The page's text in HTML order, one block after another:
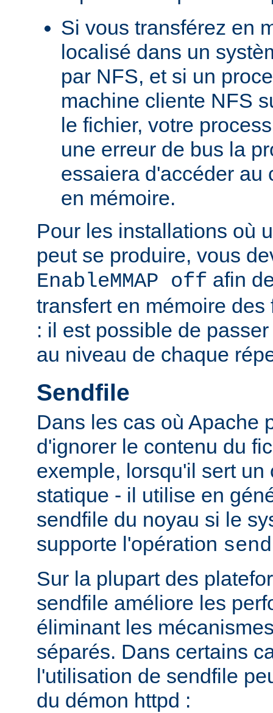
Si vous transférez en
localisé dans un
par NFS, et si un
machine cliente NFS
le fichier, votre
une erreur de bus la
essaiera d'accéder au
en mémoire.
Pour les installations où
peut se produire, vous
EnableMMAP off afin
transfert en mémoire
: il est possible de
au niveau de chaque
Sendfile
Dans les cas où Apache
d'ignorer le contenu du
exemple, lorsqu'il sert un
statique - il utilise en
sendfile du noyau si le
supporte l'opération
Sur la plupart des
sendfile améliore les
éliminant les
séparés. Dans certains
l'utilisation de sendfile
du démon httpd :